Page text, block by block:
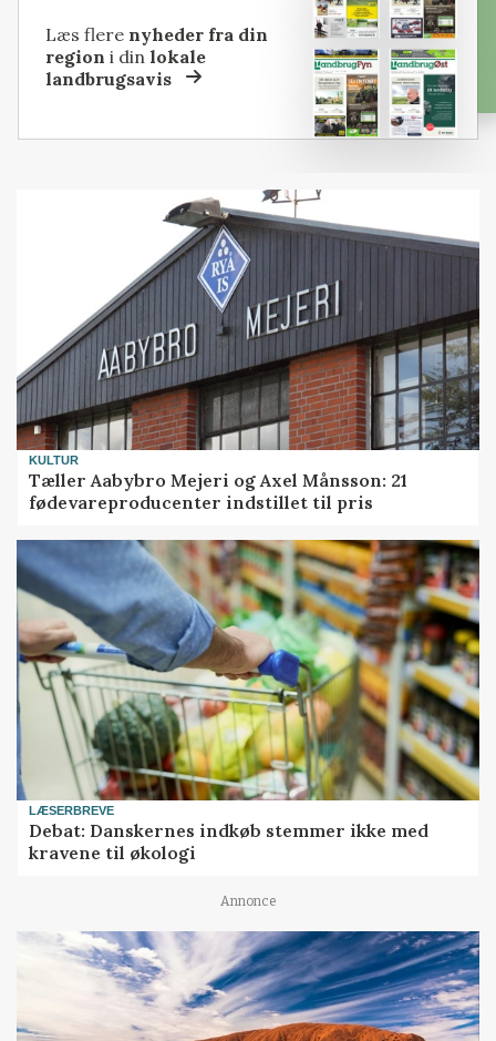
Læs flere nyheder fra din
region i dinlokale
landbrugsavis
KULTUR
Tæller Aabybro Mejeri og Axel Månsson: 21
fødevareproducenter indstillet til pris
LÆSERBREVE
Debat: Danskernes indkøb stemmer ikke med
kravene til økologi
Annonce